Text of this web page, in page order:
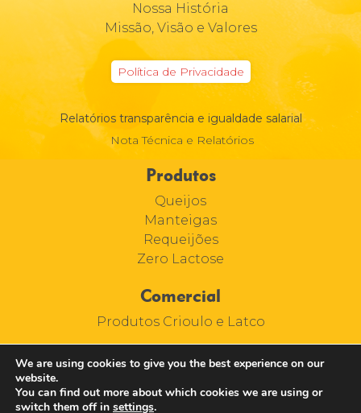
Nossa História
Missão, Visão e Valores
Política de Privacidade
Relatórios transparência e igualdade salarial
Nota Técnica e Relatórios
Produtos
Queijos
Manteigas
Requeijões
Zero Lactose
Comercial
Produtos Crioulo e Latco
We are using cookies to give you the best experience on our
website.
You can find out more about which cookies we are using or
switch them off in settings.